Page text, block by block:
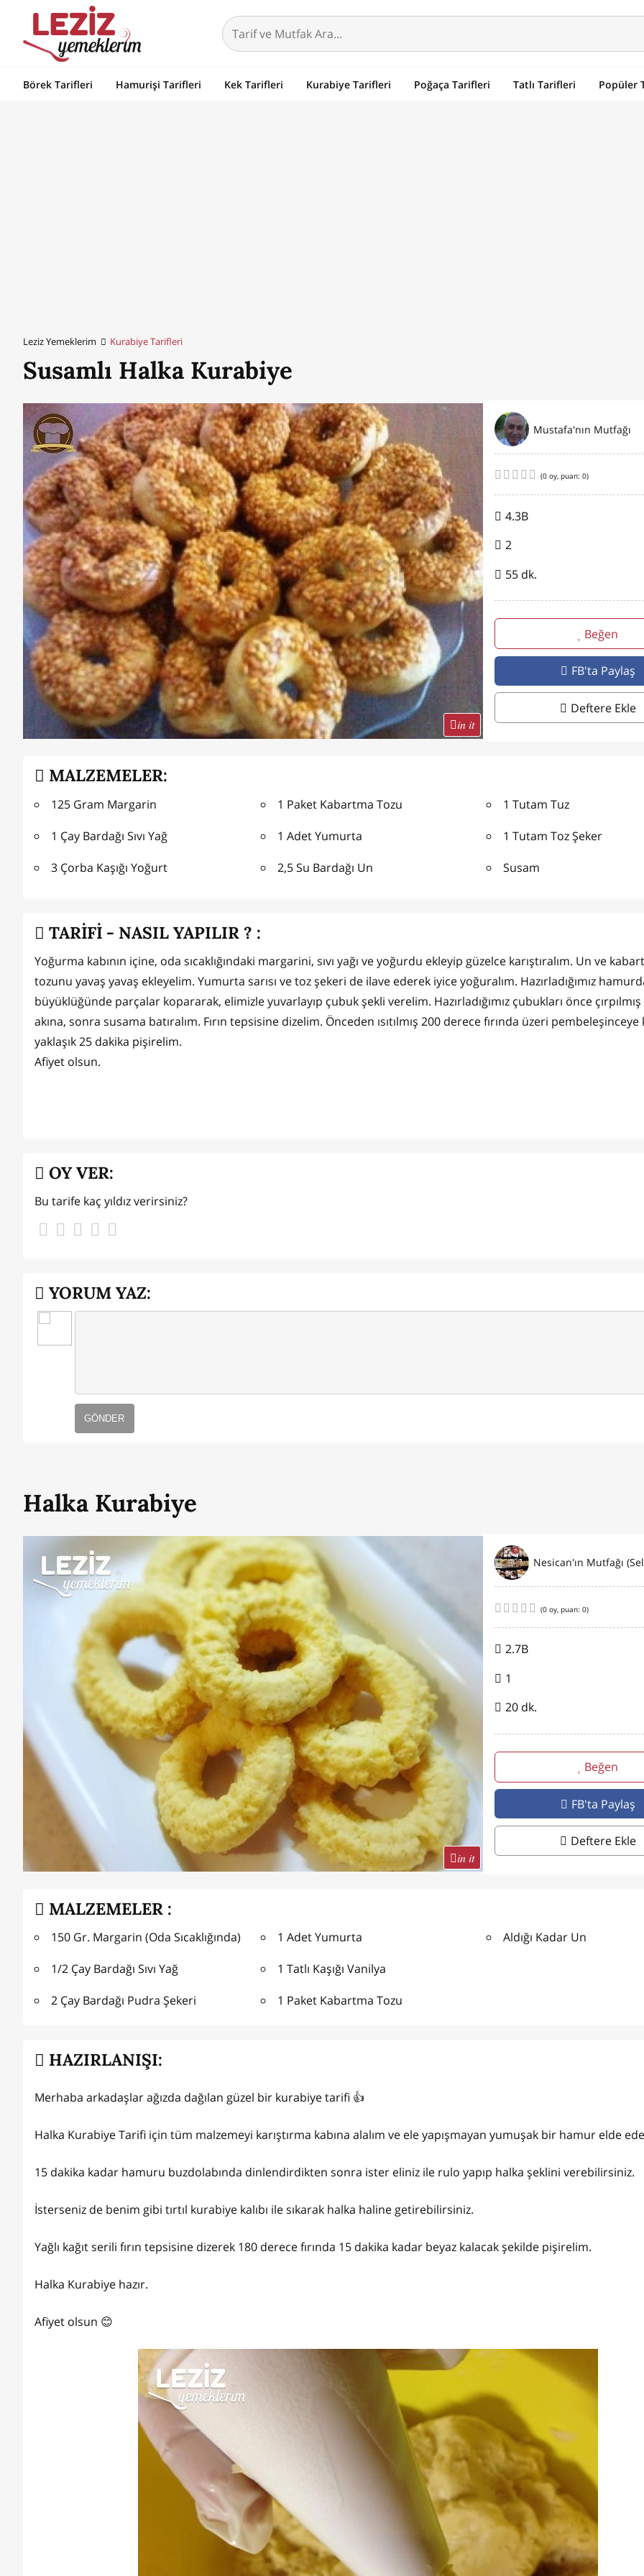
Börek Tarifleri Hamurişi Tarifleri Kek Tarifleri Kurabiye Tarifleri Poğaça Tarifleri Tatlı Tarifleri Popüler
Leziz Yemeklerim Kurabiye Tarifleri
Susamlı Halka Kurabiye
in it
Mustafa'nın Mutfağı
(0 oy, puan: 0)
4.3B
2
55 dk.
Beğen
FB'ta Paylaş
Deftere Ekle
MALZEMELER:
125 Gram Margarin
1 Çay Bardağı Sıvı Yağ
3 Çorba Kaşığı Yoğurt
1 Paket Kabartma Tozu
1 Adet Yumurta
2,5 Su Bardağı Un
1 Tutam Tuz
1 Tutam Toz Şeker
Susam
TARİFİ - NASIL YAPILIR ? :
Yoğurma kabının içine, oda sıcaklığındaki margarini, sıvı yağı ve yoğurdu ekleyip güzelce karıştıralım. Un ve
tozunu yavaş yavaş ekleyelim. Yumurta sarısı ve toz şekeri de ilave ederek iyice yoğuralım. Hazırladığımız
büyüklüğünde parçalar kopararak, elimizle yuvarlayıp çubuk şekli verelim. Hazırladığımız çubukları önce
akına, sonra susama batıralım. Fırın tepsisine dizelim. Önceden ısıtılmış 200 derece fırında üzeri
yaklaşık 25 dakika pişirelim.
Afiyet olsun.
OY VER:
Bu tarife kaç yıldız verirsiniz?
YORUM YAZ:
GÖNDER
Halka Kurabiye
in it
(0 oy, puan: 0)
2.7B
1
20 dk.
Beğen
FB'ta Paylaş
Deftere Ekle
MALZEMELER :
150 Gr. Margarin (Oda Sıcaklığında)
1/2 Çay Bardağı Sıvı Yağ
2 Çay Bardağı Pudra Şekeri
1 Adet Yumurta
1 Tatlı Kaşığı Vanilya
1 Paket Kabartma Tozu
Aldığı Kadar Un
HAZIRLANIŞI:
Merhaba arkadaşlar ağızda dağılan güzel bir kurabiye tarifi 👍
Halka Kurabiye Tarifi için tüm malzemeyi karıştırma kabına alalım ve ele yapışmayan yumuşak bir hamur elde
15 dakika kadar hamuru buzdolabında dinlendirdikten sonra ister eliniz ile rulo yapıp halka şeklini verebilirsiniz.
İsterseniz de benim gibi tırtıl kurabiye kalıbı ile sıkarak halka haline getirebilirsiniz.
Yağlı kağıt serili fırın tepsisine dizerek 180 derece fırında 15 dakika kadar beyaz kalacak şekilde pişirelim.
Halka Kurabiye hazır.
Afiyet olsun 😊